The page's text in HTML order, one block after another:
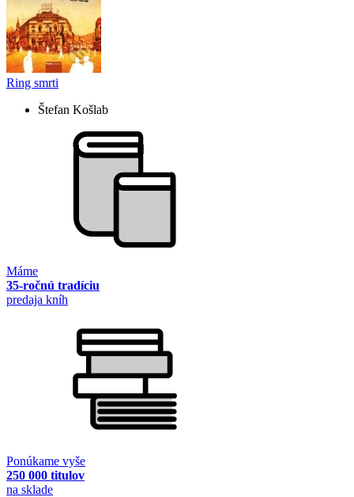
Ring smrti
Štefan Košlab
Máme
35-ročnú tradíciu
predaja kníh
Ponúkame vyše
250 000 titulov
na sklade